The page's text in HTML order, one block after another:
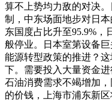
算不上势均力敌的对决
制，中东场面地步对日
东国度占比升至95.9%，
般停业。日本室第设备
能源转型政策的推进？
下。需要投入大量资金
石油消费需求不竭增加
的价钱，上海市浦东新